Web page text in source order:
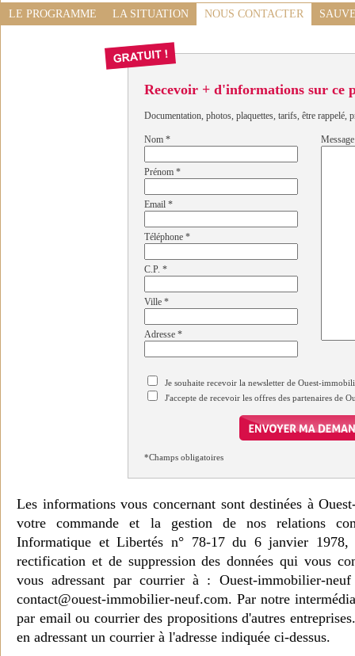
LE PROGRAMME LA SITUATION NOUS CONTACTER
Recevoir + d'informations sur ce
Documentation, photos, plaquettes, tarifs, être rappelé,
Nom *
Prénom *
Email *
Téléphone *
C.P. *
Ville *
Adresse *
Message
Je souhaite recevoir la newsletter de Ouest-
J'accepte de recevoir les offres des partenaires de
*Champs obligatoires
Les informations vous concernant sont destinées à
votre commande et la gestion de nos relations
Informatique et Libertés n° 78-17 du 6 janvier 1978,
rectification et de suppression des données qui vous
vous adressant par courrier à : Ouest-immobilier-
contact@ouest-immobilier-neuf.com. Par notre
par email ou courrier des propositions d'autres
en adressant un courrier à l'adresse indiquée ci-dessus.